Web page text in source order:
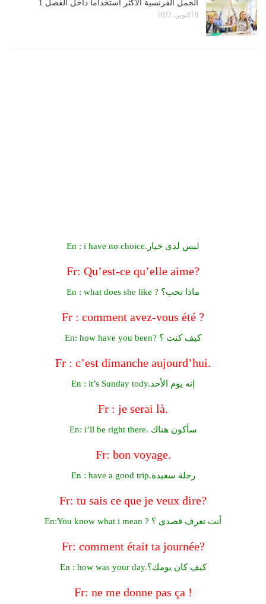
الجمل الفرنسية الأكثر استخداما داخل الفصل 1
9 أكتوبر، 2022
En : i have no choice.ليس لدى خيار
Fr: Qu’est-ce qu’elle aime?
En : what does she like ? ماذا تحب؟
Fr : comment avez-vous été ?
En: how have you been? كيف كنت ؟
Fr : c’est dimanche aujourd’hui.
En : it’s Sunday tody.إنه يوم الأحد
Fr : je serai là.
En: i’ll be right there. سأكون هناك
Fr: bon voyage.
En : have a good trip.رحلة سعيدة
Fr: tu sais ce que je veux dire?
En:You know what i mean ? أنت تعرف قصدى ؟
Fr: comment était ta journée?
En : how was your day.كيف كان يومك؟
Fr: ne me donne pas ça !